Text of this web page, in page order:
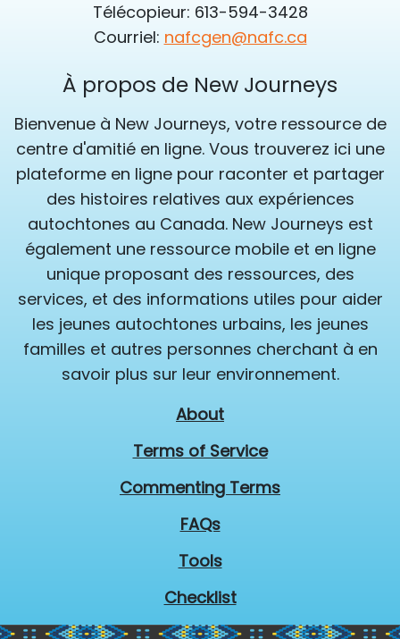
Télécopieur: 613-594-3428
Courriel: nafcgen@nafc.ca
À propos de New Journeys
Bienvenue à New Journeys, votre ressource de
centre d'amitié en ligne. Vous trouverez ici une
plateforme en ligne pour raconter et partager
des histoires relatives aux expériences
autochtones au Canada. New Journeys est
également une ressource mobile et en ligne
unique proposant des ressources, des
services, et des informations utiles pour aider
les jeunes autochtones urbains, les jeunes
familles et autres personnes cherchant à en
savoir plus sur leur environnement.
About
Terms of Service
Commenting Terms
FAQs
Tools
Checklist